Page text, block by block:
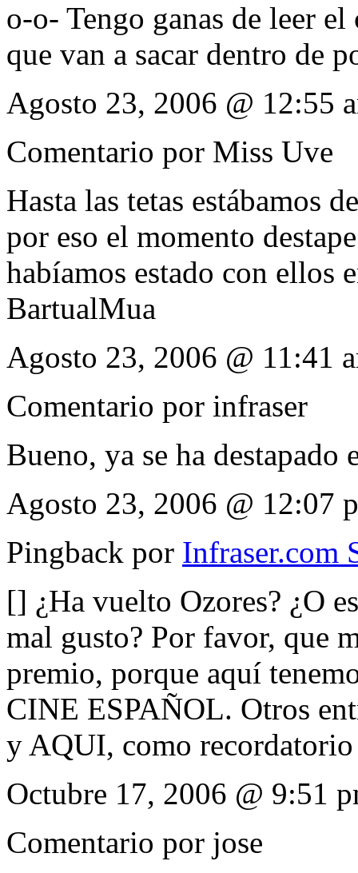
o-o- Tengo ganas de leer
que van a sacar dentro de
Agosto 23, 2006 @ 12:55
Comentario por Miss Uve
Hasta las tetas estábamos
por eso el momento
habíamos estado con
BartualMua
Agosto 23, 2006 @ 11:41
Comentario por infraser
Bueno, ya se ha destapado
Agosto 23, 2006 @ 12:07
Pingback por Infraser.com
[] ¿Ha vuelto Ozores? ¿O
mal gusto? Por favor, que
premio, porque aquí
CINE ESPAÑOL. Otros
y AQUI, como
Octubre 17, 2006 @ 9:51
Comentario por jose